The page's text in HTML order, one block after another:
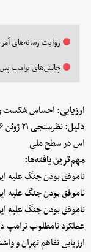
روایت رسانه‌های
چالش‌های ترامپ
ارزیابی:احساس شکست
دلیل:
اس در سطح ملی
مهم‌ترین یافته‌ها:
ناموفق بودن جنگ علیه
ناموفق بودن جنگ علیه
ناموفق بودن جنگ علیه
عملکرد نامطلوب ترامپ در
ارزیابی تفاهم تهران و